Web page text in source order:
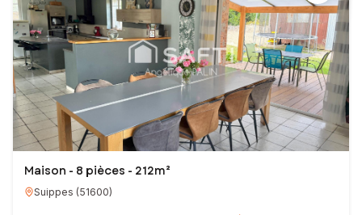
Maison - 8 pièces - 212m²
Suippes (51600)